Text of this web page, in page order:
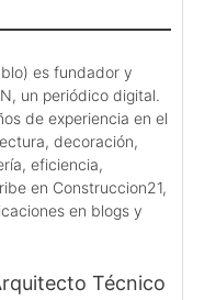
es fundador y
un periódico digital.
de experiencia en el
decoración,
eficiencia,
en Construccion21,
en blogs y
Técnico